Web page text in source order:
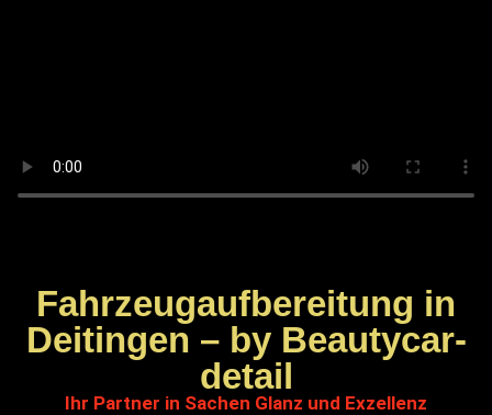
Fahrzeugaufbereitung in
Deitingen – by Beautycar-
detail
Ihr Partner in Sachen Glanz und Exzellenz